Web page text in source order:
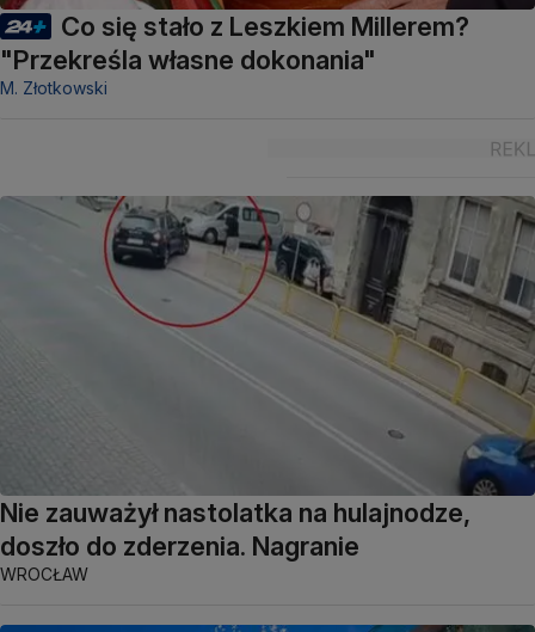
Co się stało z Leszkiem Millerem?
"Przekreśla własne dokonania"
M. Złotkowski
Nie zauważył nastolatka na hulajnodze,
doszło do zderzenia. Nagranie
WROCŁAW